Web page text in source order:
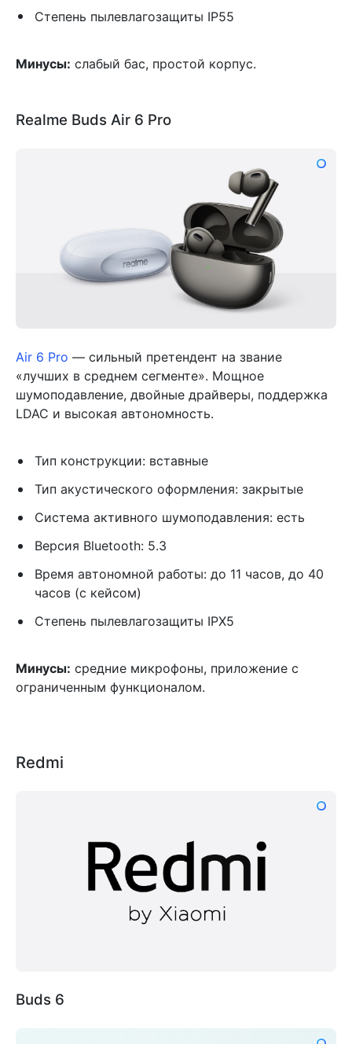
Степень пылевлагозащиты IP55
Минусы: слабый бас, простой корпус.
Realme Buds Air 6 Pro
Air 6 Pro — сильный претендент на звание
«лучших в среднем сегменте». Мощное
шумоподавление, двойные драйверы, поддержка
LDAC и высокая автономность.
Тип конструкции: вставные
Тип акустического оформления: закрытые
Система активного шумоподавления: есть
Версия Bluetooth: 5.3
Время автономной работы: до 11 часов, до 40
часов (с кейсом)
Степень пылевлагозащиты IPX5
Минусы: средние микрофоны, приложение с
ограниченным функционалом.
Redmi
Buds 6